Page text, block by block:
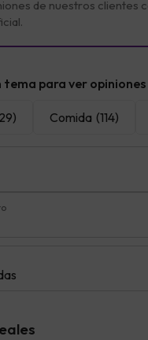
de nuestros clientes
tema para ver
Comida (114)